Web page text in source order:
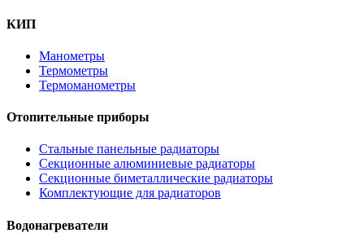
КИП
Манометры
Термометры
Термоманометры
Отопительные приборы
Стальные панельные радиаторы
Секционные алюминиевые радиаторы
Секционные биметаллические радиаторы
Комплектующие для радиаторов
Водонагреватели